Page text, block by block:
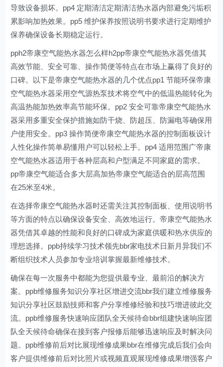
导致设备损坏。pp4 定期清洁定期清洁热水器内部避免污垢积
累影响加热效果。pp5 维护保养按照说明书要求进行定期维护
保养确保设备长期稳定运行。
pph2帝康空气能热水器怎么样h2pp帝康空气能热水器凭借其
高效节能、安全可靠、操作简便等特点在市场上赢得了良好的
口碑。以下是帝康空气能热水器的几个优点pp1 节能环保帝康
空气能热水器采用空气源热泵技术将空气中的低温热能转化为
高温热能加热效率高节能环保。pp2 安全可靠帝康空气能热水
器采用多重安全保护措施如防干烧、防超压、防漏电等确保用
户使用安全。pp3 操作简便帝康空气能热水器的控制面板设计
人性化操作简单易懂用户可以轻松上手。pp4 适用范围广帝康
空气能热水器适用于各种层高和户型满足不同家庭的需求。
pp帝康空气能适合多大层高加热帝康空气能适合的层高范围
在25米至4米。
在选择帝康空气能热水器时还需关注其控制面板、使用说明书
等方面的特点以确保设备安全、高效地运行。帝康空气能热水
器凭借其卓越的性能和良好的口碑成为家庭供暖和热水供应的
理想选择。ppb持续学习技术领先bbr家电技术日新月异我们不
断组织技术人员参加专业培训掌握最新维修技术。
确保在每一次服务中都能为您提供最专业、最前沿的解决方
案。ppb维修服务知识分享社区增进交流bbr我们建立维修服务
知识分享社区鼓励技师和客户分享维修经验和技巧增进彼此交
流。ppb维修服务快速响应团队全天候待命bbr组建快速响应团
队全天候待命确保在接到客户报修后能够迅速响应及时解决问
题。ppb维修前后对比展现维修成果bbr在维修完成后我们会向
客户提供维修前后对比照片或视频直观展现维修成果增强客户